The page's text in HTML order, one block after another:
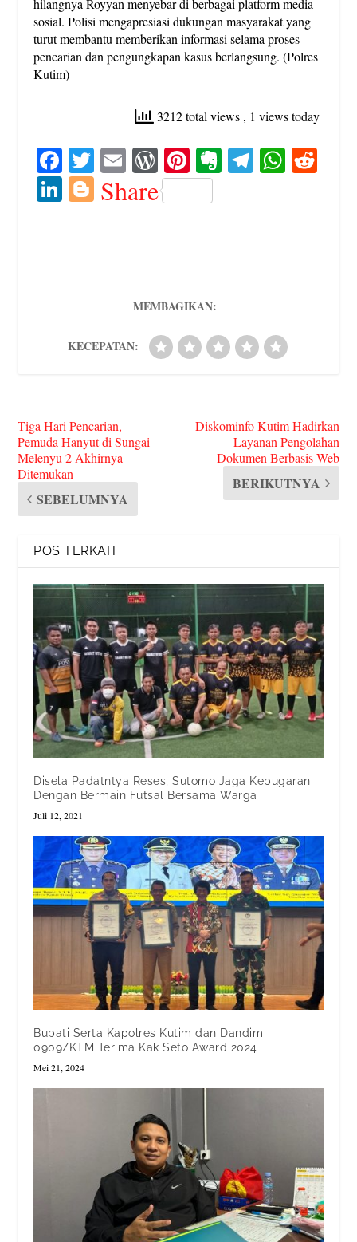
sosial. Polisi mengapresiasi dukungan masyarakat yang
turut membantu memberikan informasi selama proses
pencarian dan pengungkapan kasus berlangsung. (Polres
Kutim)
3212 total views , 1 views today
Fa
ce
bo
T
wi
tte
E
m
ail
W
or
d
s
Pi
nt
er
E
ve
Te
le
W
ha
Li Bl
Share
MEMBAGIKAN:
KECEPATAN:
Tiga Hari Pencarian,
Pemuda Hanyut di Sungai
Melenyu 2 Akhirnya
Ditemukan
SEBELUMNYA
Diskominfo Kutim Hadirkan
Layanan Pengolahan
Dokumen Berbasis Web
BERIKUTNYA
POS TERKAIT
Disela Padatntya Reses, Sutomo Jaga Kebugaran
Dengan Bermain Futsal Bersama Warga
Juli 12, 2021
Bupati Serta Kapolres Kutim dan Dandim
0909/KTM Terima Kak Seto Award 2024
Mei 21, 2024